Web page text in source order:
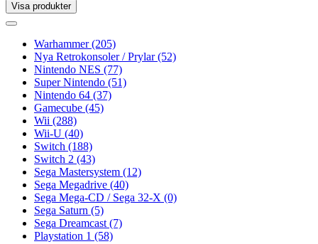
Visa produkter
Toggle
Toggle
navigationWarhammer(205)
Nya Retrokonsoler / Prylar(52)
Nintendo NES (77)
Super Nintendo (51)
Nintendo 64 (37)
Gamecube (45)
Wii (288)
Wii-U (40)
Switch (188)
Switch 2 (43)
Sega Mastersystem (12)
Sega Megadrive (40)
Sega Mega-CD / Sega 32-X (0)
Sega Saturn (5)
Sega Dreamcast (7)
Playstation 1 (58)